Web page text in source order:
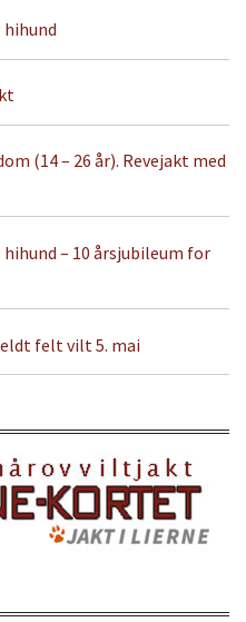
(14 – 26 år). Revejakt med
– 10 årsjubileum for
felt vilt 5. mai